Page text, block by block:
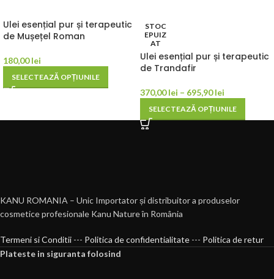
Ulei esențial pur și terapeutic
de Mușețel Roman
180,00lei
SELECTEAZĂ OPȚIUNILE
STOC
EPUIZ
AT
Ulei esențial pur și terapeutic
de Trandafir
370,00lei – 695,90lei
SELECTEAZĂ OPȚIUNILE
KANU ROMANIA – Unic Importator și distribuitor a produselor
cosmetice profesionale Kanu Nature în România
Termeni si Conditii --- Politica de confidentialitate --- Politica de retur
Plateste in siguranta folosind